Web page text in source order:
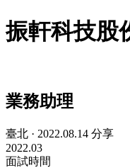
振軒科技股
業務助理
臺北 · 2022.08.14 分享
2022.03
面試時間